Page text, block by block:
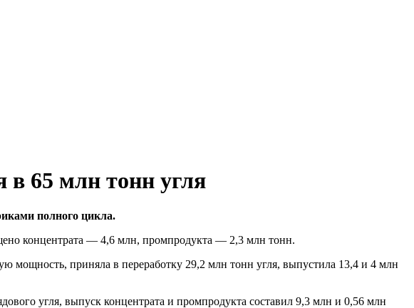
в 65 млн тонн угля
полного цикла.
концентрата — 4,6 млн, промпродукта — 2,3 млн тонн.
мощность, приняла в переработку 29,2 млн тонн угля, выпустила 13,4 и 4 млн
угля, выпуск концентрата и промпродукта составил 9,3 млн и 0,56 млн